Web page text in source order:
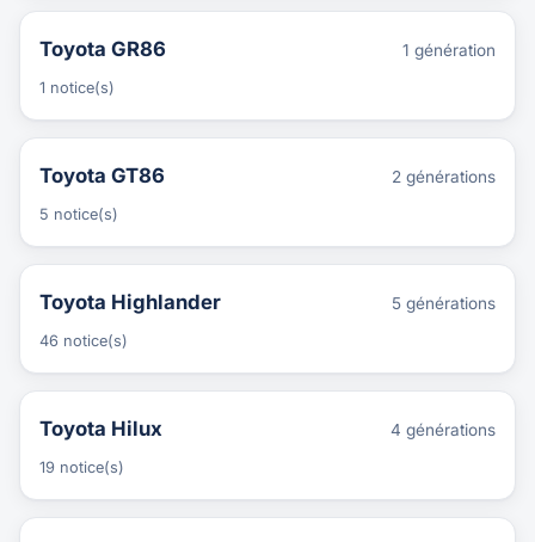
Toyota GR86 1 génération
1 notice(s)
Toyota GT86 2 générations
5 notice(s)
Toyota Highlander 5 générations
46 notice(s)
Toyota Hilux 4 générations
19 notice(s)